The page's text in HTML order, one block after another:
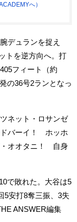
へ）
デュランを捉え
トを逆方向へ。打
フィート（約
の36号2ランとなっ
ネット・ロサンゼ
ドバーイ！ ホッホ
オオタニ！ 自身
で敗れた。大谷は5
5安打8奪三振、3失
ANSWER編集